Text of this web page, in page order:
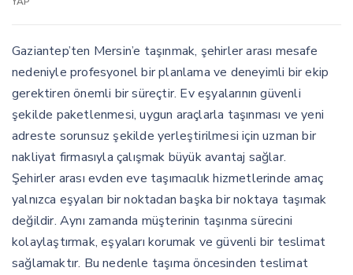
Gaziantep’ten Mersin’e taşınmak, şehirler arası mesafe
nedeniyle profesyonel bir planlama ve deneyimli bir ekip
gerektiren önemli bir süreçtir. Ev eşyalarının güvenli
şekilde paketlenmesi, uygun araçlarla taşınması ve yeni
adreste sorunsuz şekilde yerleştirilmesi için uzman bir
nakliyat firmasıyla çalışmak büyük avantaj sağlar.
Şehirler arası evden eve taşımacılık hizmetlerinde amaç
yalnızca eşyaları bir noktadan başka bir noktaya taşımak
değildir. Aynı zamanda müşterinin taşınma sürecini
kolaylaştırmak, eşyaları korumak ve güvenli bir teslimat
sağlamaktır. Bu nedenle taşıma öncesinden teslimat